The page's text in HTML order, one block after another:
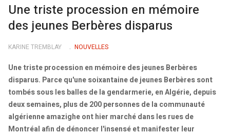
Une triste procession en mémoire
des jeunes Berbères disparus
KARINE TREMBLAY NOUVELLES
Une triste procession en mémoire des jeunes Berbères
disparus. Parce qu'une soixantaine de jeunes Berbères sont
tombés sous les balles de la gendarmerie, en Algérie, depuis
deux semaines, plus de 200 personnes de la communauté
algérienne amazighe ont hier marché dans les rues de
Montréal afin de dénoncer l'insensé et manifester leur